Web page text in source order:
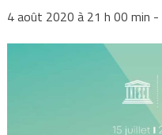
4 août 2020 à 21 h 00 min -